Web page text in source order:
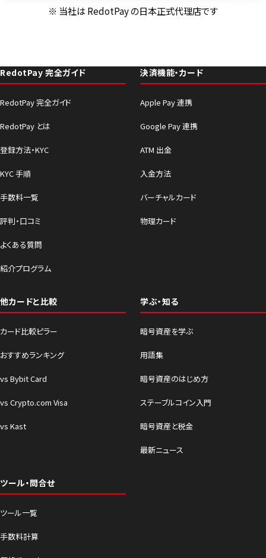
※ 当社は RedotPay の日本正式代理店です
RedotPay 完全ガイド
RedotPay 完全ガイド
RedotPay とは
登録方法・KYC
KYC 手順
手数料一覧
評判・口コミ
よくある質問
紹介プログラム
決済機能・カード
Apple Pay 連携
Google Pay 連携
ATM 出金
入金方法
バーチャルカード
物理カード
他カードと比較
カード比較ピラー
おすすめランキング
vs Bybit Card
vs Crypto.com Visa
vs Kast
学ぶ・知る
暗号資産を学ぶ
用語集
暗号資産のはじめ方
ステーブルコイン入門
暗号資産と税金
最新ニュース
ツール・問合せ
ツール一覧
手数料計算